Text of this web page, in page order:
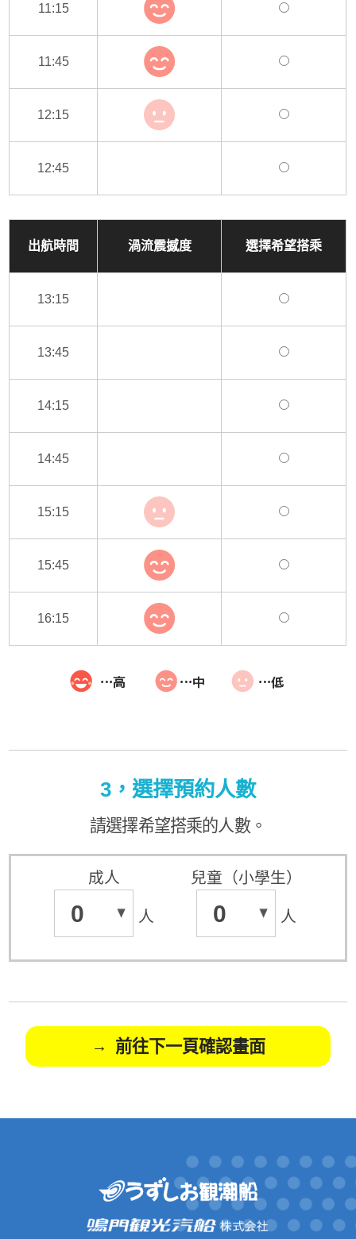
11:15
11:45
12:15
12:45
出航時間 渦流震撼度 選擇希望搭乘
13:15
13:45
14:15
14:45
15:15
15:45
16:15
3，選擇預約人數
請選擇希望搭乘的人數。
成人
0 人
兒童（小學生）
0 人
前往下一頁確認畫面